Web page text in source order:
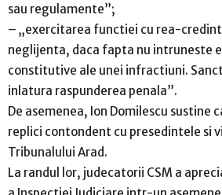
sau regulamente”;
– „exercitarea functiei cu rea-
neglijenta, daca fapta nu intruneste
constitutive ale unei infractiuni.
inlatura raspunderea penala”.
De asemenea, Ion Domilescu sustine
replici contondent cu presedintele si
Tribunalului Arad.
La randul lor, judecatorii CSM a